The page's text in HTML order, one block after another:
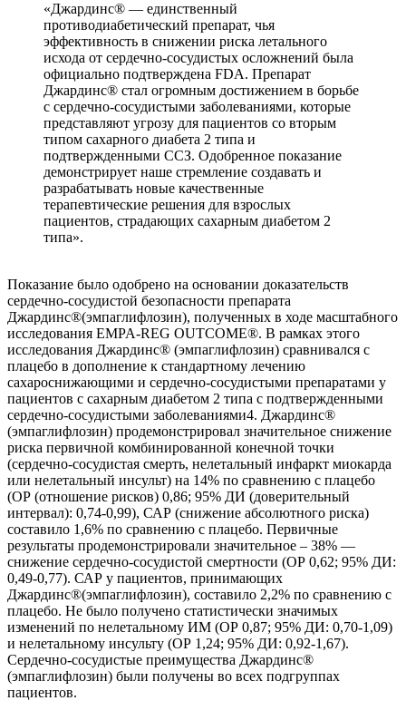
«Джардинс® — единственный
противодиабетический препарат, чья
эффективность в снижении риска летального
исхода от сердечно-сосудистых осложнений была
официально подтверждена FDA. Препарат
Джардинс® стал огромным достижением в борьбе
с сердечно-сосудистыми заболеваниями, которые
представляют угрозу для пациентов со вторым
типом сахарного диабета 2 типа и
подтвержденными ССЗ. Одобренное показание
демонстрирует наше стремление создавать и
разрабатывать новые качественные
терапевтические решения для взрослых
пациентов, страдающих сахарным диабетом 2
типа».
Показание было одобрено на основании доказательств
сердечно-сосудистой безопасности препарата
Джардинс®(эмпаглифлозин), полученных в ходе масштабного
исследования EMPA-REG OUTCOME®. В рамках этого
исследования Джардинс® (эмпаглифлозин) сравнивался с
плацебо в дополнение к стандартному лечению
сахароснижающими и сердечно-сосудистыми препаратами у
пациентов с сахарным диабетом 2 типа с подтвержденными
сердечно-сосудистыми заболеваниями4. Джардинс®
(эмпаглифлозин) продемонстрировал значительное снижение
риска первичной комбинированной конечной точки
(сердечно-сосудистая смерть, нелетальный инфаркт миокарда
или нелетальный инсульт) на 14% по сравнению с плацебо
(ОР (отношение рисков) 0,86; 95% ДИ (доверительный
интервал): 0,74-0,99), САР (снижение абсолютного риска)
составило 1,6% по сравнению с плацебо. Первичные
результаты продемонстрировали значительное – 38% —
снижение сердечно-сосудистой смертности (ОР 0,62; 95% ДИ:
0,49-0,77). САР у пациентов, принимающих
Джардинс®(эмпаглифлозин), составило 2,2% по сравнению с
плацебо. Не было получено статистически значимых
изменений по нелетальному ИМ (ОР 0,87; 95% ДИ: 0,70-1,09)
и нелетальному инсульту (ОР 1,24; 95% ДИ: 0,92-1,67).
Сердечно-сосудистые преимущества Джардинс®
(эмпаглифлозин) были получены во всех подгруппах
пациентов.